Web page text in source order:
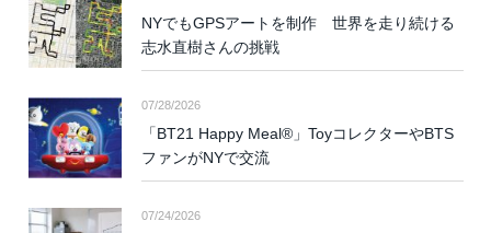
NYでもGPSアートを制作 世界を走り続ける
志水直樹さんの挑戦
07/28/2026
「BT21 Happy Meal®」ToyコレクターやBTS
ファンがNYで交流
07/24/2026